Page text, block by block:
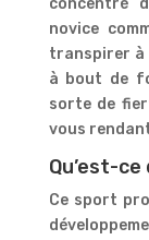
concentré
novice
transpirer à
à bout de
sorte de
vous
Qu’est-
Ce sport